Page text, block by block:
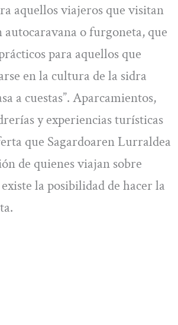
aquellos viajeros que visitan
autocaravana o furgoneta, que
para aquellos que
en la cultura de la sidra
a cuestas”. Aparcamientos,
y experiencias turísticas
que Sagardoaren Lurraldea
de quienes viajan sobre
la posibilidad de hacer la